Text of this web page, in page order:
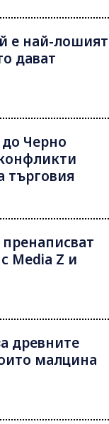
е най-лошият
дават
Черно
търговия
Media Z и
древните
малцина